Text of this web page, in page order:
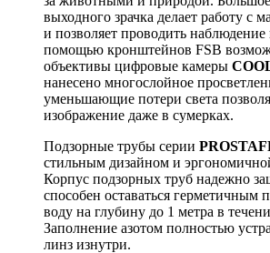
выходного зрачка делает работу с
и позволяет проводить
помощью кронштейнов FSB
объективы цифровые камеры
нанесено многослойное
уменьшающие потери света
изображение даже в сумерках.
Подзорные трубы серии
стильным дизайном и
Корпус подзорных труб надежно
способен оставаться герметичным
воду на глубину до 1 метра в
Заполнение азотом полностью
линз изнутри.